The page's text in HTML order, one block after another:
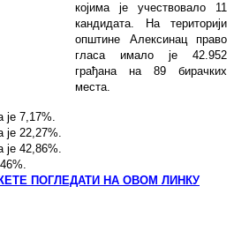
којима је учествовало 11
кандидата.
На територији
општине Алексинац право
гласа имало је 42.952
грађана на 89 бирачких
места.
је 7,17%.
је 22,27%.
је 42,86%.
ПОГЛЕДАТИ НА ОВОМ ЛИНКУ